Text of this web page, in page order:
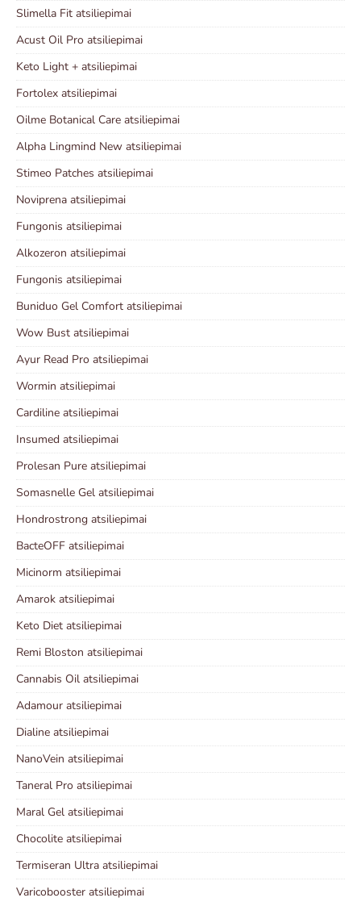
Slimella Fit atsiliepimai
Acust Oil Pro atsiliepimai
Keto Light + atsiliepimai
Fortolex atsiliepimai
Oilme Botanical Care atsiliepimai
Alpha Lingmind New atsiliepimai
Stimeo Patches atsiliepimai
Noviprena atsiliepimai
Fungonis atsiliepimai
Alkozeron atsiliepimai
Fungonis atsiliepimai
Buniduo Gel Comfort atsiliepimai
Wow Bust atsiliepimai
Ayur Read Pro atsiliepimai
Wormin atsiliepimai
Cardiline atsiliepimai
Insumed atsiliepimai
Prolesan Pure atsiliepimai
Somasnelle Gel atsiliepimai
Hondrostrong atsiliepimai
BacteOFF atsiliepimai
Micinorm atsiliepimai
Amarok atsiliepimai
Keto Diet atsiliepimai
Remi Bloston atsiliepimai
Cannabis Oil atsiliepimai
Adamour atsiliepimai
Dialine atsiliepimai
NanoVein atsiliepimai
Taneral Pro atsiliepimai
Maral Gel atsiliepimai
Chocolite atsiliepimai
Termiseran Ultra atsiliepimai
Varicobooster atsiliepimai